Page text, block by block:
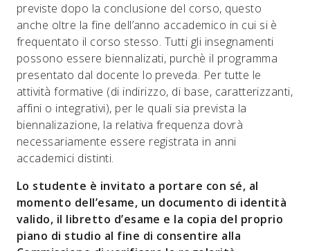
previste dopo la conclusione del corso, questo
anche oltre la fine dell’anno accademico in cui si è
frequentato il corso stesso. Tutti gli insegnamenti
possono essere biennalizati, purchè il programma
presentato dal docente lo preveda. Per tutte le
attività formative (di indirizzo, di base, caratterizzanti,
affini o integrativi), per le quali sia prevista la
biennalizazione, la relativa frequenza dovrà
necessariamente essere registrata in anni
accademici distinti.
Lo studente è invitato a portare con sé, al
momento dell’esame, un documento di identità
valido, il libretto d’esame e la copia del proprio
piano di studio al fine di consentire alla